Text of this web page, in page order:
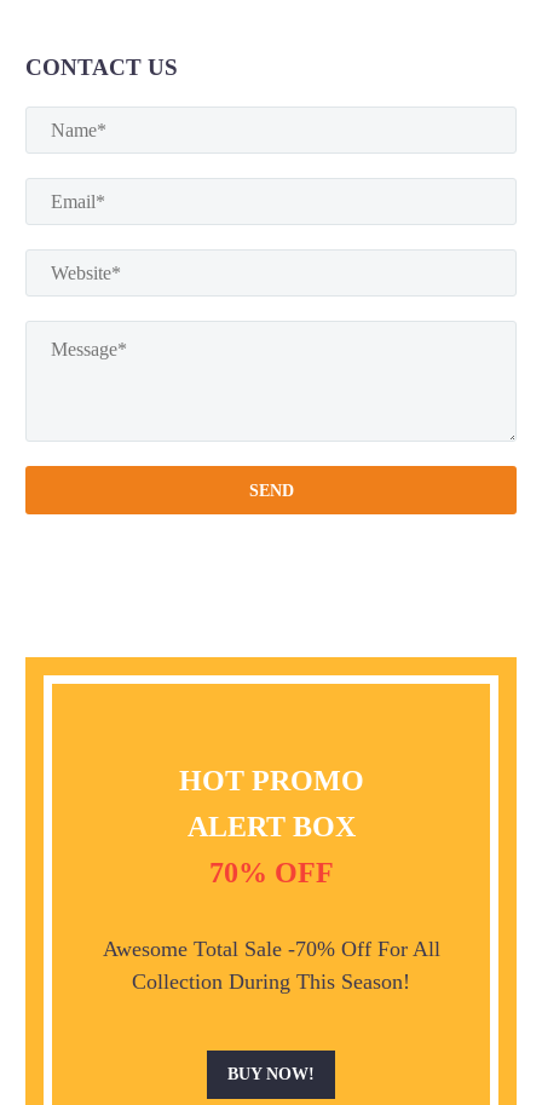
CONTACT US
HOT PROMO
ALERT BOX
70% OFF
Awesome Total Sale -70% Off For All
Collection During This Season!
BUY NOW!